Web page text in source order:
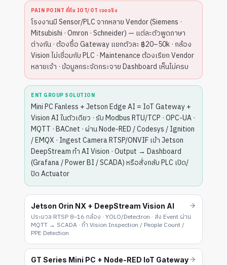
PAIN POINT ที่ทีม IOT/OT เจอจริง
โรงงานมี Sensor/PLC จากหลาย Vendor (Siemens ·
Mitsubishi · Omron · Schneider) — แต่ละตัวพูดภาษา
ต่างกัน · ต้องซื้อ Gateway แยกตัวละ ฿20–50k · กล้อง
Vision ไม่เชื่อมกับ PLC · Maintenance ต้องเรียก Vendor
หลายเจ้า · ข้อมูลกระจัดกระจาย Dashboard เห็นไม่ครบ
ENT GROUP SOLUTION
Mini PC Fanless + Jetson Edge AI = IoT Gateway +
Vision AI ในตัวเดียว · รับ Modbus RTU/TCP · OPC-UA ·
MQTT · BACnet · ผ่าน Node-RED / Codesys / Ignition
/ EMQX · Ingest Camera RTSP/ONVIF เข้า Jetson
DeepStream ทำ AI Vision · Output → Dashboard
(Grafana / Power BI / SCADA) หรือสั่งกลับ PLC เปิด/
ปิด Actuator
Jetson Orin NX + DeepStream Vision AI
ประมวล RTSP 8–16 กล้อง · YOLO/Detectron · ส่ง Event ผ่าน
MQTT → SCADA · ทำ Vision Inspection / People Count /
PPE Detection
GT Series Mini PC + Node-RED IoT Gateway